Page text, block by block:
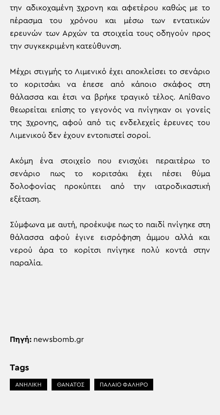
την αδικοχαμένη 3χρονη και αφετέρου καθώς με το
πέρασμα του χρόνου και μέσω των εντατικών
ερευνών των Αρχών τα στοιχεία τους οδηγούν προς
την συγκεκριμένη κατεύθυνση.
Μέχρι στιγμής το Λιμενικό έχει αποκλείσει το σενάριο
το κοριτσάκι να έπεσε από κάποιο σκάφος στη
θάλασσα και έτσι να βρήκε τραγικό τέλος. Απίθανο
θεωρείται επίσης το γεγονός να πνίγηκαν οι γονείς
της 3χρονης, αφού από τις ενδελεχείς έρευνες του
Λιμενικού δεν έχουν εντοπιστεί σοροί.
Ακόμη ένα στοιχείο που ενισχύει περαιτέρω το
σενάριο πως το κοριτσάκι έχει πέσει θύμα
δολοφονίας προκύπτει από την ιατροδικαστική
εξέταση.
Σύμφωνα με αυτή, προέκυψε πως το παιδί πνίγηκε στη
θάλασσα αφού έγινε εισρόφηση άμμου αλλά και
νερού άρα το κορίτσι πνίγηκε πολύ κοντά στην
παραλία.
Πηγή: newsbomb.gr
Tags
ΑΝΗΛΙΚΗ ΘΑΝΑΤΟΣ ΠΑΛΑΙΟ ΦΑΛΗΡΟ